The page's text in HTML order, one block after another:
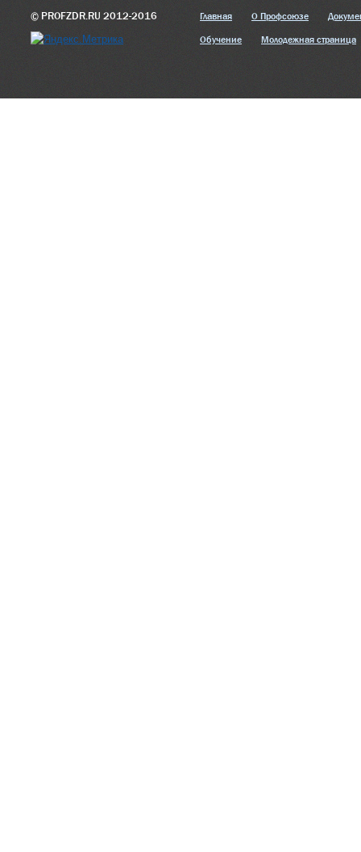
© PROFZDR.RU 2012-2016 Главная О Профсоюзе
Обучение Молодежная страница